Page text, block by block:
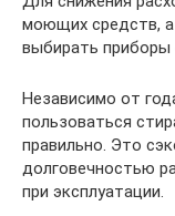
моющих средств, а
выбирать приборы
Независимо от
пользоваться
правильно. Это
долговечностью
при эксплуатации.